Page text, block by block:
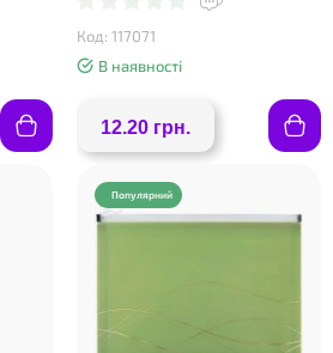
Код: 117071
В наявності
12.20 грн.
Популярний